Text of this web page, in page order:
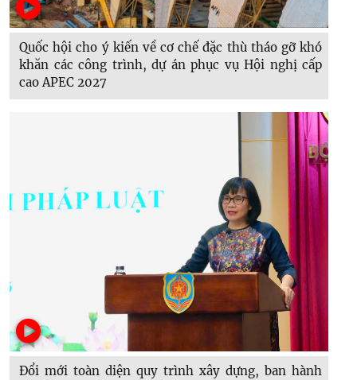
Quốc hội cho ý kiến về cơ chế đặc thù tháo gỡ khó
khăn các công trình, dự án phục vụ Hội nghị cấp
cao APEC 2027
Đổi mới toàn diện quy trình xây dựng, ban hành